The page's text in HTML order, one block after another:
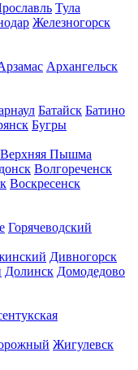
Тула
Железногорск
Архангельск
Батайск Батино
Бугры
Верхняя Пышма
Волгореченск
Воскресенск
Горячеводский
Дивногорск
Долинск Домодедово
Жигулевск